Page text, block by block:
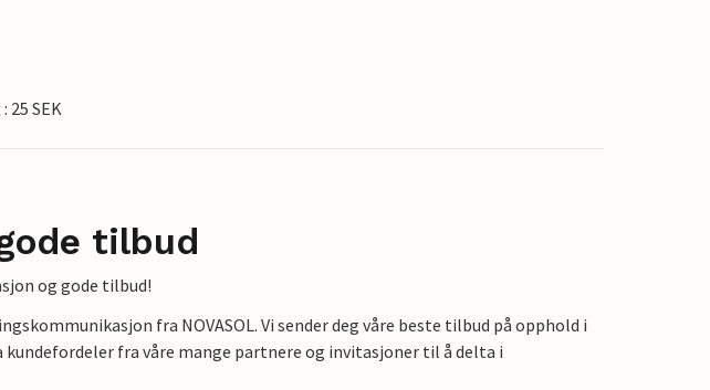
25 SEK
tilbud
og gode tilbud!
fra NOVASOL. Vi sender deg våre beste tilbud på opphold i
fra våre mange partnere og invitasjoner til å delta i